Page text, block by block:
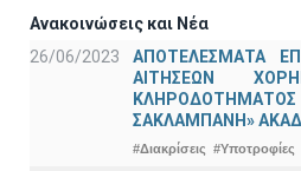
Ανακοινώσεις και Νέα
26/06/2023
ΑΠΟΤΕΛΕΣΜΑΤΑ
ΑΙΤΗΣΕΩΝ
ΣΑΚΛΑΜΠΑΝΗ»
#Διακρίσεις #Υποτροφίες